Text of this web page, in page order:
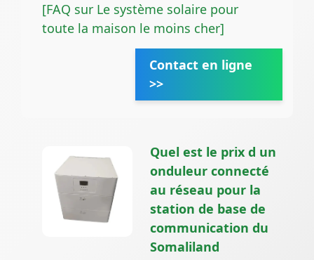
[FAQ sur Le système solaire pour
toute la maison le moins cher]
Contact en ligne
>>
Quel est le prix d un
onduleur connecté
au réseau pour la
station de base de
communication du
Somaliland